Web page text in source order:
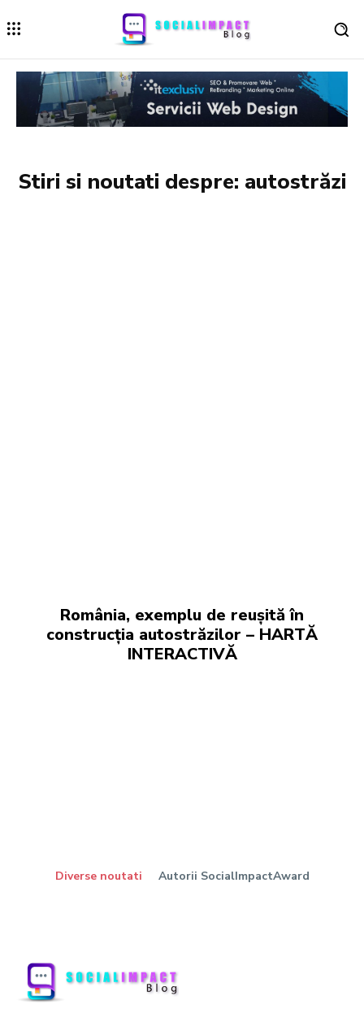
Stiri si noutati despre: autostrăzi
România, exemplu de reușită în
construcția autostrăzilor – HARTĂ
INTERACTIVĂ
Diverse noutati Autorii SocialImpactAward